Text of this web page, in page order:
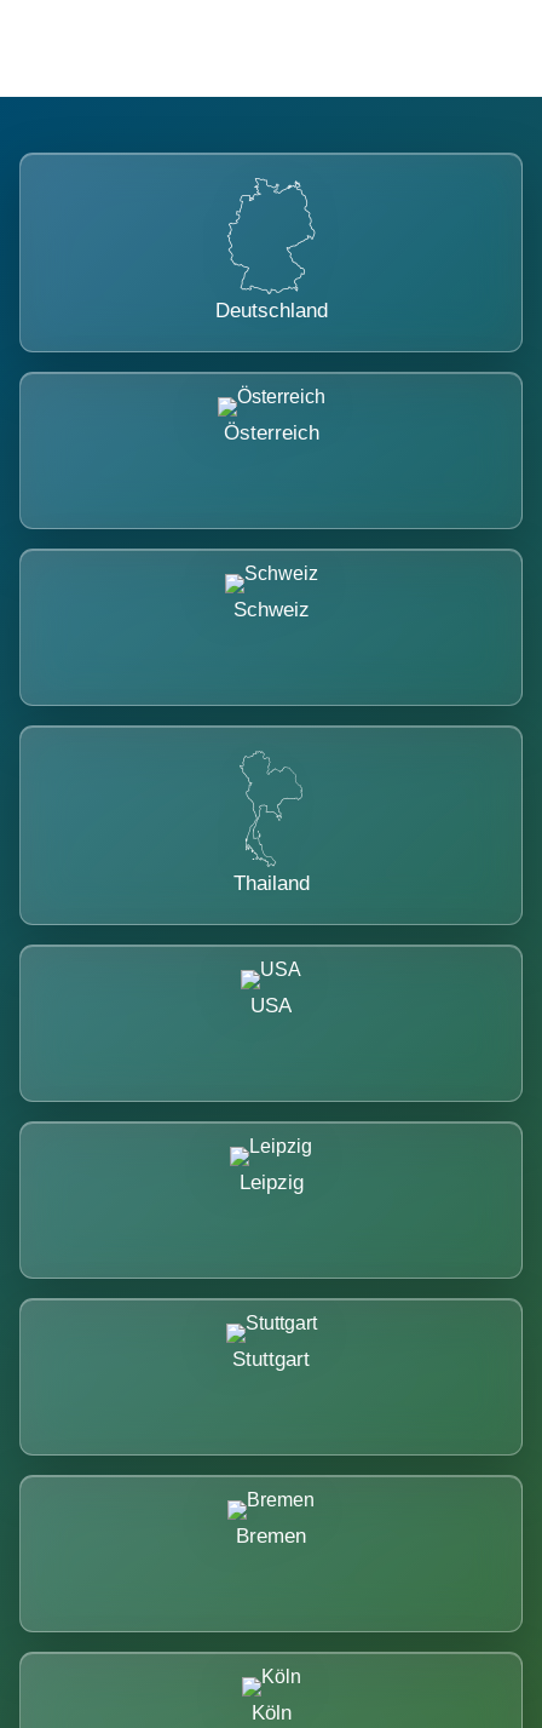
Deutschland
Österreich
Schweiz
Thailand
USA
Leipzig
Stuttgart
Bremen
Köln